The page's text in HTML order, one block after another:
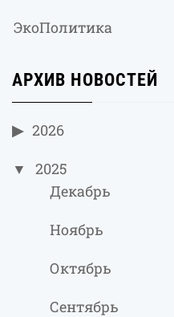
ЭкоПолитика
АРХИВ НОВОСТЕЙ
2026
2025
Декабрь
Ноябрь
Октябрь
Сентябрь